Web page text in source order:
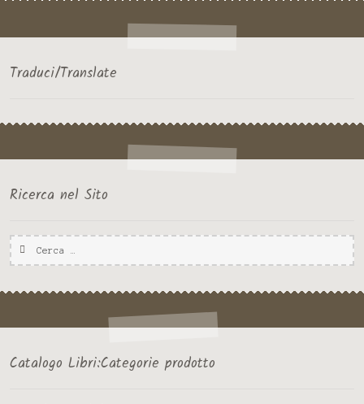
Traduci/Translate
Ricerca nel Sito
Ricerca
per:
Catalogo Libri:Categorie prodotto